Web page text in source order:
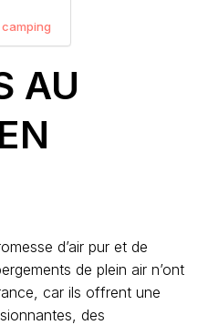
AU
d’air pur et de
de plein air n’ont
car ils offrent une
des